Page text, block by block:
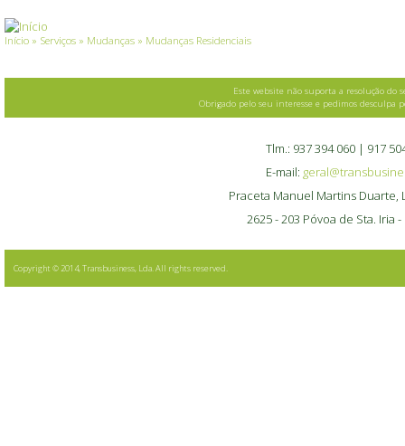
You are here
Início » Serviços » Mudanças » Mudanças Residenciais
Este website não suporta a resolução do
Obrigado pelo seu interesse e pedimos desculpa
Tlm.: 937 394 060 | 917
E-mail:
Praceta Manuel Martins Duarte,
2625 - 203 Póvoa de Sta. Iria
Copyright © 2014, Transbusiness, Lda. All rights reserved.